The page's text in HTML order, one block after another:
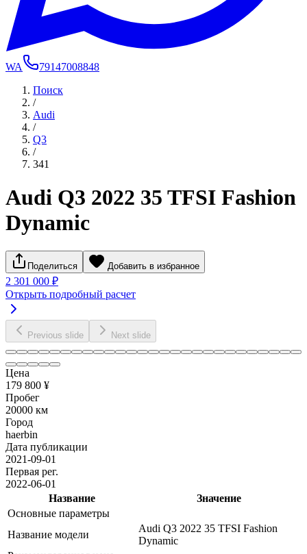
WA
79147008848
Поиск
/
Audi
/
Q3
/
341
Audi Q3 2022 35 TFSI Fashion
Dynamic
Поделиться Добавить в избранное
2 301 000 ₽
Открыть подробный расчет
Previous slide Next slide
Цена
179 800 ¥
Пробег
20000 км
Город
haerbin
Дата публикации
2021-09-01
Первая рег.
2022-06-01
Название
Значение
Основные параметры
Название модели
Audi Q3 2022 35 TFSI Fashion
Dynamic